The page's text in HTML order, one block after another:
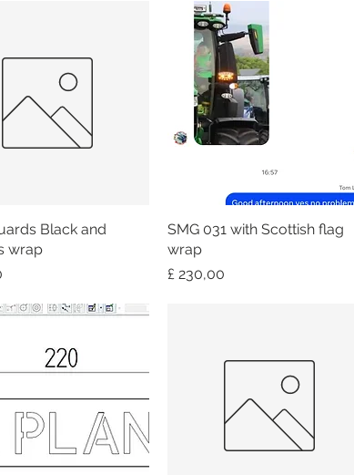
Snel overzicht
Black and
wrap
Snel overzicht
SMG 031 with Scottish flag
wrap
Prijs
£ 230,00